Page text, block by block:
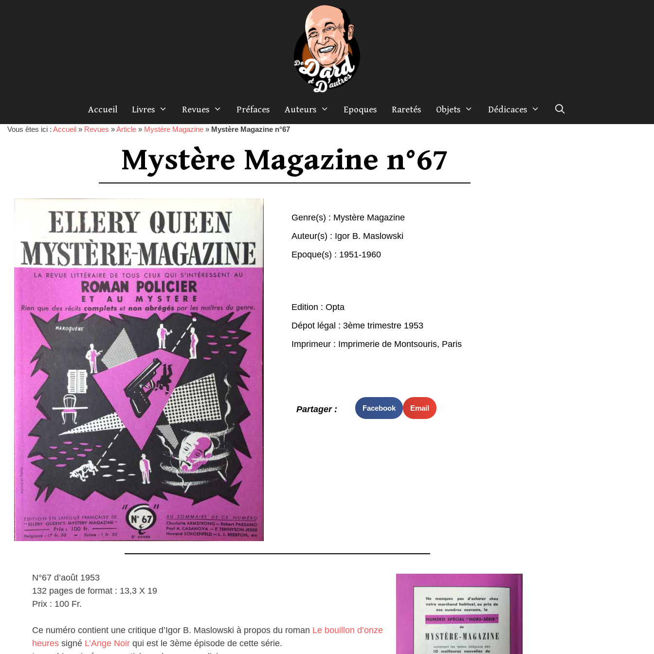
Accueil Livres Revues Préfaces Auteurs Epoques Raretés Objets Dédicaces
Vous êtes ici : Accueil » Revues »Article » Mystère Magazine » Mystère Magazine n°67
Mystère Magazine n°67
Genre(s) : Mystère Magazine
Auteur(s) : Igor B. Maslowski
Epoque(s) : 1951-1960
Edition : Opta
Dépot légal : 3ème trimestre 1953
Imprimeur : Imprimerie de Montsouris, Paris
Partager : Facebook Email
N°67 d’août 1953
132 pages de format : 13,3 X 19
Prix : 100 Fr.
Ce numéro contient une critique d’Igor B. Maslowski à propos du roman Le bouillon d’onze
heures signé L’Ange Noir qui est le 3ème épisode de cette série.